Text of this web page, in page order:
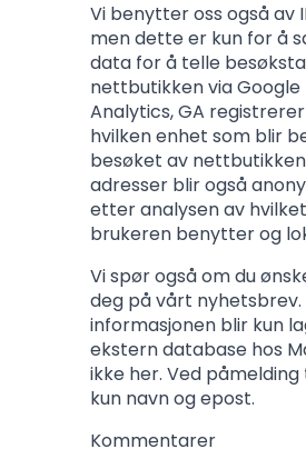
Vi benytter oss også av
men dette er kun for å
data for å telle
nettbutikken via Google
Analytics, GA
hvilken enhet som blir
besøket av
adresser blir også
etter analysen av
brukeren benytter og
Vi spør også om du
deg på vårt nyhetsbrev.
informasjonen blir kun
ekstern database hos
ikke her. Ved
kun navn og epost.
Kommentarer